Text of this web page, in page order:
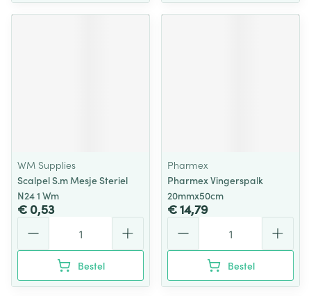
WM Supplies
Scalpel S.m Mesje Steriel
N24 1 Wm
€ 0,53
Bestel
Pharmex
Pharmex Vingerspalk
20mmx50cm
€ 14,79
Bestel